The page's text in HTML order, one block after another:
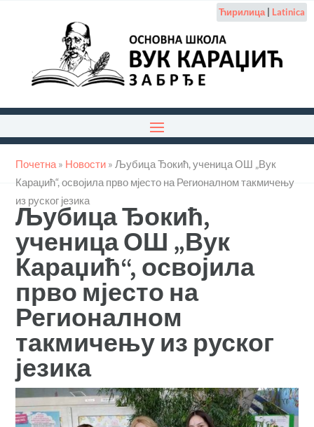
Ћирилица| Latinica
Почетна » Новости » Љубица Ђокић, ученица ОШ „Вук
Караџић“, освојила прво мјесто на Регионалном такмичењу
из руског језика
Љубица Ђокић,
ученица ОШ „Вук
Караџић“, освојила
прво мјесто на
Регионалном
такмичењу из руског
језика